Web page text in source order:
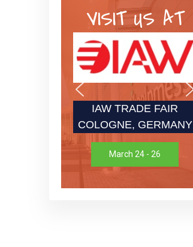
VISIT US AT
IAW TRADE FAIR
COLOGNE, GERMANY
March 24 - 26